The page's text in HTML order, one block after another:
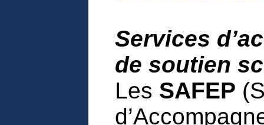
Services
de soutien
Les SAFEP